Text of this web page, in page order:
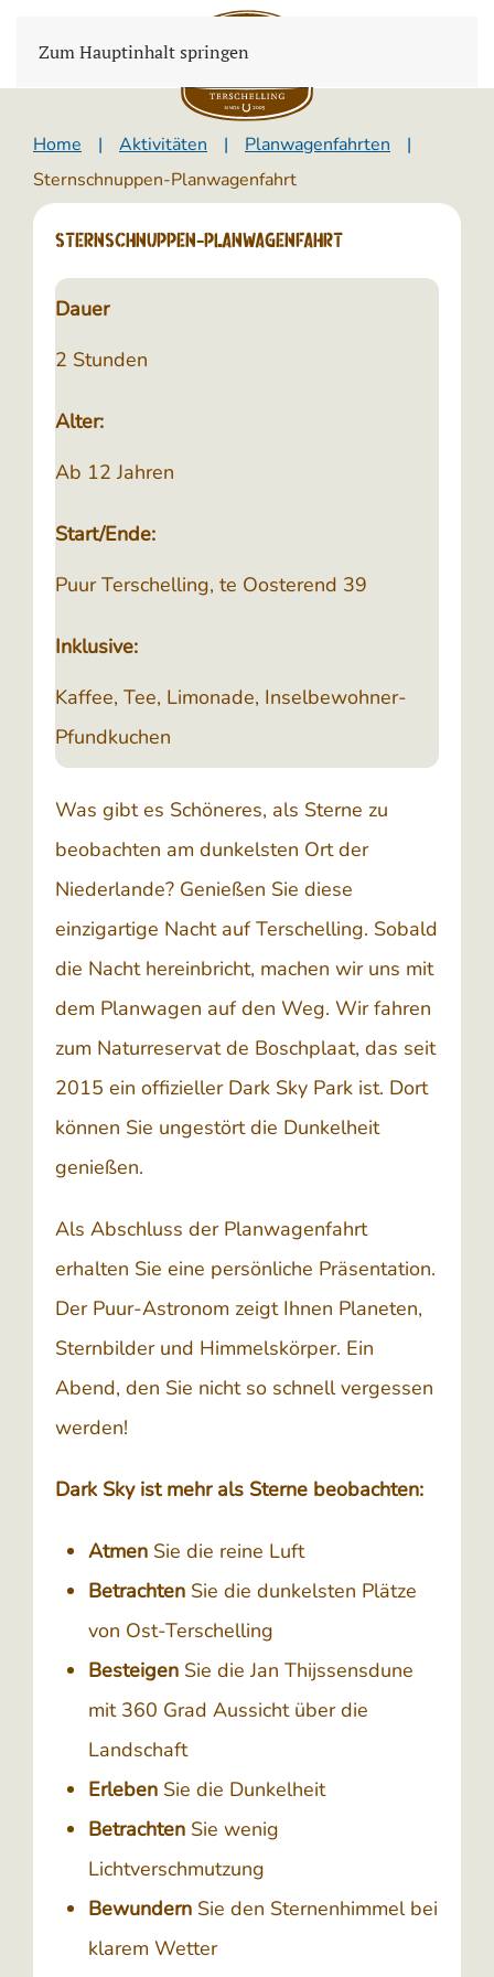
Zum Hauptinhalt springen
Home Aktivitäten
Planwagenfahrten
Sternschnuppen-Planwagenfahrt
Sternschnuppen-Planwagenfahrt
Dauer
2 Stunden
Alter:
Ab 12 Jahren
Start/Ende:
Puur Terschelling, te Oosterend 39
Inklusive:
Kaffee, Tee, Limonade, Inselbewohner-
Pfundkuchen
Was gibt es Schöneres, als Sterne zu
beobachten am dunkelsten Ort der
Niederlande? Genießen Sie diese
einzigartige Nacht auf Terschelling. Sobald
die Nacht hereinbricht, machen wir uns mit
dem Planwagen auf den Weg. Wir fahren
zum Naturreservat de Boschplaat, das seit
2015 ein offizieller Dark Sky Park ist. Dort
können Sie ungestört die Dunkelheit
genießen.
Als Abschluss der Planwagenfahrt
erhalten Sie eine persönliche Präsentation.
Der Puur-Astronom zeigt Ihnen Planeten,
Sternbilder und Himmelskörper. Ein
Abend, den Sie nicht so schnell vergessen
werden!
Dark Sky ist mehr als Sterne beobachten:
Atmen Sie die reine Luft
Betrachten Sie die dunkelsten Plätze
von Ost-Terschelling
Besteigen Sie die Jan Thijssensdune
mit 360 Grad Aussicht über die
Landschaft
Erleben Sie die Dunkelheit
Betrachten Sie wenig
Lichtverschmutzung
Bewundern Sie den Sternenhimmel bei
klarem Wetter